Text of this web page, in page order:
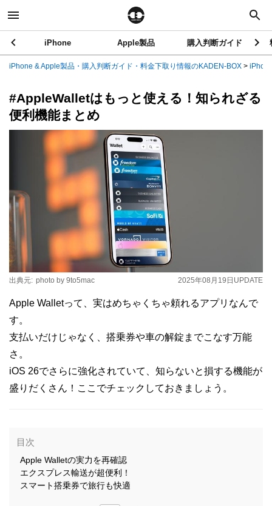
iPhone Apple製品 購入判断ガイド
iPhone & Apple製品・購入判断ガイド・料金下取り情報のKADEN-BOX >
#AppleWalletはもっと使える！知られざる
便利機能まとめ
2025年08月19日 UPDATE
出典元: photo by 9to5mac
Apple Walletって、実はめちゃくちゃ頼れるアプリなんで
す。
支払いだけじゃなく、搭乗券や車の解錠までこなす万能
さ。
iOS 26でさらに強化されていて、知らないと損する機能が
盛りだくさん！ここでチェックしておきましょう。
目次
Apple Walletの実力を再確認
エクスプレス輸送が超便利！
スマート搭乗券で旅行も快適